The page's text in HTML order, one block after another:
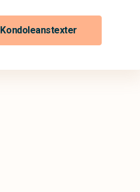
Kondoleanstexter